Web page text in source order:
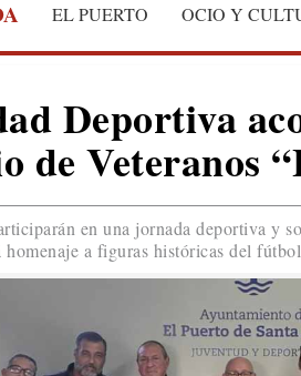
EL PUERTO OCIO Y
Deportiva
de Veteranos
en una jornada deportiva y
a figuras históricas del